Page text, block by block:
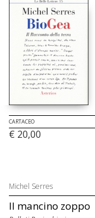
CARTACEO
€ 20,00
Michel Serres
Il mancino zoppo